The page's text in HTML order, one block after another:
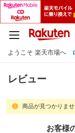
ようこそ 楽天市場へ
レビュー
商品が見つかりませ
お客様